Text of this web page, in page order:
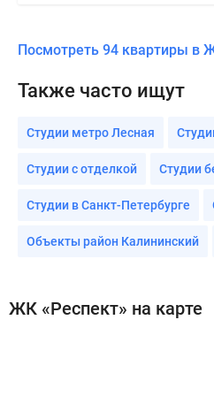
Посмотреть 94 квартиры в
Также часто ищут
Студии метро Лесная
Студии с отделкой Студии
Студии в Санкт-Петербурге
Объекты район Калининский
ЖК «Респект» на карте